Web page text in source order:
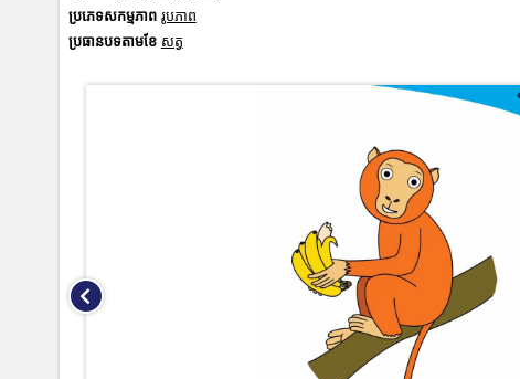
ប្រភេទសកម្មភាព រូបភាព
ប្រធានបទតាមខែ សត្វ